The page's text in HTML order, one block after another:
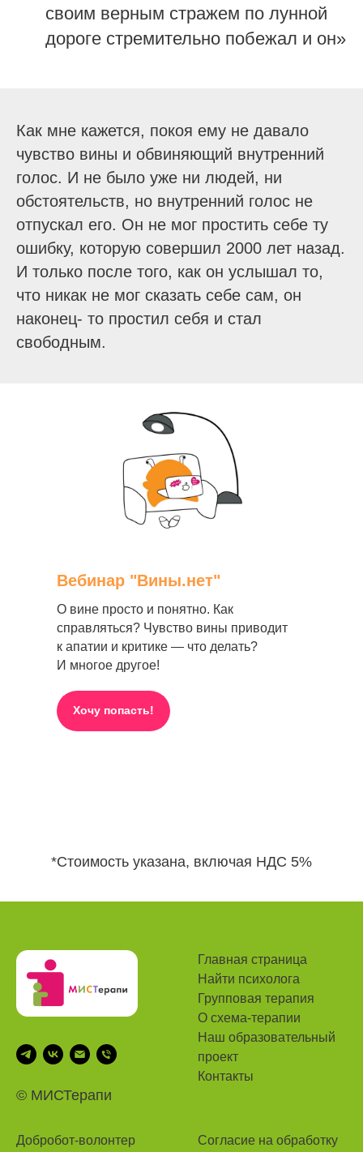
своим верным стражем по лунной
дороге стремительно побежал и он»
Как мне кажется, покоя ему не давало
чувство вины и обвиняющий внутренний
голос. И не было уже ни людей, ни
обстоятельств, но внутренний голос не
отпускал его. Он не мог простить себе ту
ошибку, которую совершил 2000 лет назад.
И только после того, как он услышал то,
что никак не мог сказать себе сам, он
наконец- то простил себя и стал
свободным.
Вебинар "Вины.нет"
О вине просто и понятно. Как
справляться? Чувство вины приводит
к апатии и критике — что делать?
И многое другое!
Хочу попасть!
*Стоимость указана, включая НДС 5%
© MИСТерапи
Главная страница
Найти психолога
Групповая терапия
О схема-терапии
Наш образовательный
проект
Контакты
Добробот-волонтер Согласие на обработку